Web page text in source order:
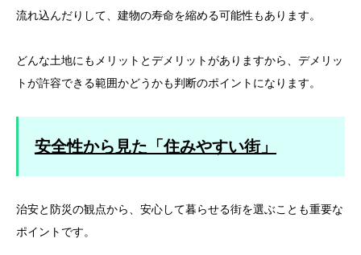
流れ込んだりして、建物の寿命を縮める可能性もあります。
どんな土地にもメリットとデメリットがありますから、デメリッ
トが許容できる範囲かどうかも判断のポイントになります。
安全性から見た「住みやすい街」
治安と防災の観点から、安心して暮らせる街を選ぶことも重要な
ポイントです。